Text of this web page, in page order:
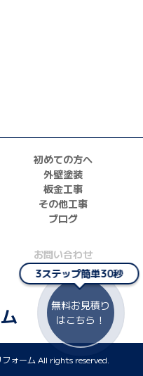
初めての方へ
外壁塗装
板金工事
その他工事
ブログ
正しい業者の選び方
ォーム All rights reserved.
3ステップ簡単30秒
無料お見積り
はこちら！